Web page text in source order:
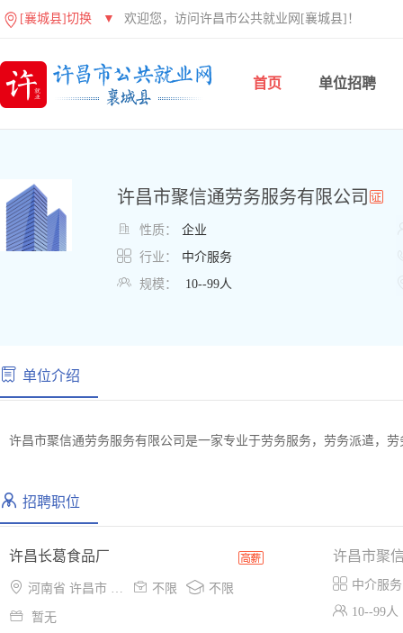
[襄城县]切换 ▼ 欢迎您，访问许昌市公共就业网[襄城县]！
首页 单位招聘
许昌市聚信通劳务服务有限公司
 性质： 企业
 行业： 中介服务
 规模： 10--99人
单位介绍
许昌市聚信通劳务服务有限公司是一家专业于劳务服务，劳务派遣，
招聘职位
许昌长葛食品厂
 河南省 许昌市 魏都区  不限  不限
 暂无
许昌市聚
 中介服务
 10--99人